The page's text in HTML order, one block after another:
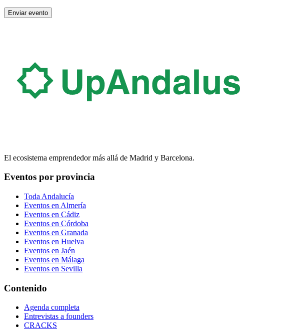
Enviar evento
El ecosistema emprendedor más allá de Madrid y Barcelona.
Eventos por provincia
Toda Andalucía
Eventos en Almería
Eventos en Cádiz
Eventos en Córdoba
Eventos en Granada
Eventos en Huelva
Eventos en Jaén
Eventos en Málaga
Eventos en Sevilla
Contenido
Agenda completa
Entrevistas a founders
CRACKS